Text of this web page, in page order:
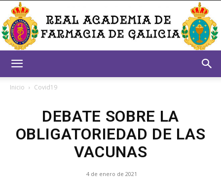
Academia
Inicio Covid19
DEBATE SOBRE LA
OBLIGATORIEDAD DE LAS
VACUNAS
4 de enero de 2021